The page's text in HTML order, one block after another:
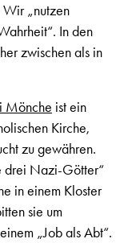
„nutzen
In den
zwischen als in
Mönche ist ein
Kirche,
zu gewähren.
drei Nazi-Götter“
in einem Kloster
sie um
„Job als Abt“.